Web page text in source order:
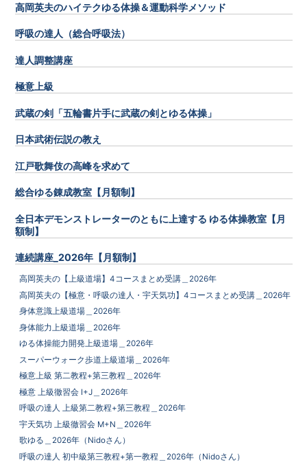
高岡英夫のハイテクゆる体操＆運動科学メソッド
呼吸の達人（総合呼吸法）
達人調整講座
極意上級
武蔵の剣「五輪書片手に武蔵の剣とゆる体操」
日本武術伝説の教え
江戸歌舞伎の高峰を求めて
総合ゆる錬成教室【月額制】
全日本デモンストレーターのともに上達する ゆる体操教室【月
額制】
連続講座_2026年【月額制】
高岡英夫の【上級道場】4コースまとめ受講＿2026年
高岡英夫の【極意・呼吸の達人・宇天気功】4コースまとめ受講＿2026年
身体意識上級道場＿2026年
身体能力上級道場＿2026年
ゆる体操能力開発上級道場＿2026年
スーパーウォーク歩道上級道場＿2026年
極意上級 第二教程+第三教程＿2026年
極意 上級徹習会 I+J＿2026年
呼吸の達人 上級第二教程+第三教程＿2026年
宇天気功 上級徹習会 M+N＿2026年
歌ゆる＿2026年（Nidoさん）
呼吸の達人 初中級第三教程+第一教程＿2026年（Nidoさん）